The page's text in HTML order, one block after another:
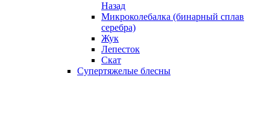
Назад
Микроколебалка (бинарный сплав
серебра)
Жук
Лепесток
Скат
Супертяжелые блесны